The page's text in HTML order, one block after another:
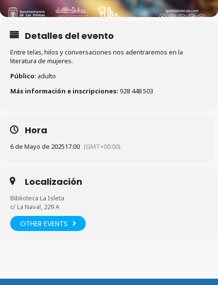
Detalles del evento
Entre telas, hilos y conversaciones nos adentraremos en la
literatura de mujeres.
Público: adulto
Más información e inscripciones: 928 448 503
Hora
6 de Mayo de 202517:00 (GMT+00:00)
Localización
Biblioteca La Isleta
c/ La Naval, 229 A
OTHER EVENTS